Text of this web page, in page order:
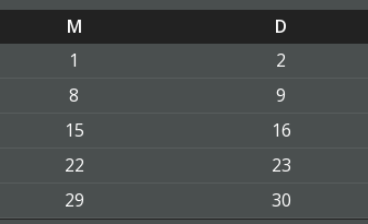
M D
1
2
8 9
15 16
22 23
29 30